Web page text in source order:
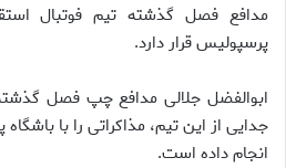
مدافع فصل گذشته تیم فوتبال
پرسپولیس قرار دارد.
ابوالفضل جلالی مدافع چپ فصل
جدایی از این تیم، مذاکراتی را با
انجام داده است.